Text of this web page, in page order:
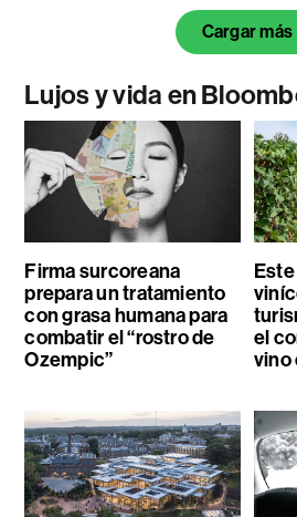
Cargar más
Lujos y vida en
Firma surcoreana
prepara un tratamiento
con grasa humana para
combatir el “rostro de
Ozempic”
el
vino